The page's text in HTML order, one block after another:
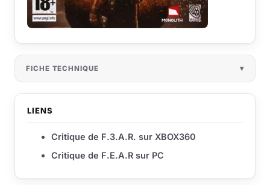
FICHE TECHNIQUE
LIENS
Critique de F.3.A.R. sur XBOX360
Critique de F.E.A.R sur PC